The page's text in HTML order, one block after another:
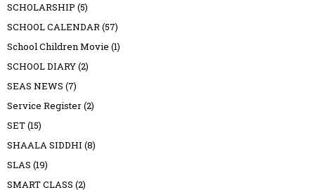
SCHOLARSHIP (5)
SCHOOL CALENDAR(57)
School Children Movie (1)
SCHOOL DIARY(2)
SEAS NEWS (7)
Service Register(2)
SET(15)
SHAALA SIDDHI (8)
SLAS (19)
SMART CLASS (2)